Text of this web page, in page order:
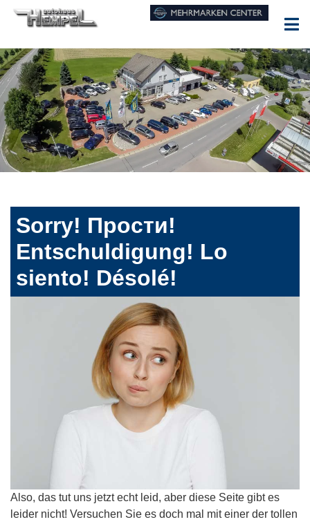
Sorry! Прости!
Entschuldigung! Lo
siento! Désolé!
Also, das tut uns jetzt echt leid, aber diese Seite gibt es
leider nicht! Versuchen Sie es doch mal mit einer der tollen